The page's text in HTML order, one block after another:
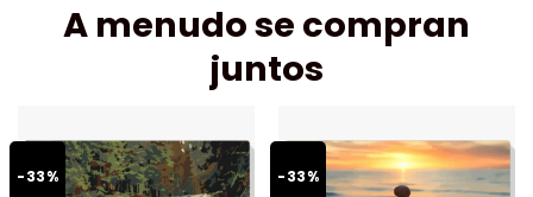
A menudo se compran
juntos
-33% -33%